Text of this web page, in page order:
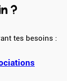
?
tes besoins :